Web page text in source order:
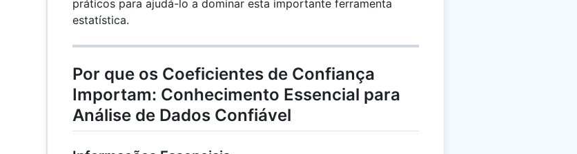
práticos para ajudá-lo a dominar esta importante ferramenta
estatística.
Por que os Coeficientes de Confiança
Importam: Conhecimento Essencial para
Análise de Dados Confiável